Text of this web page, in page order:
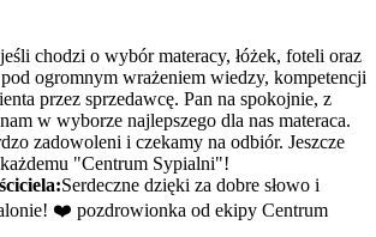
chodzi o wybór materacy, łóżek, foteli oraz
ogromnym wrażeniem wiedzy, kompetencji
przez sprzedawcę. Pan na spokojnie, z
w wyborze najlepszego dla nas materaca.
zadowoleni i czekamy na odbiór. Jeszcze
"Centrum Sypialni"!
Serdeczne dzięki za dobre słowo i
❤️ pozdrowionka od ekipy Centrum